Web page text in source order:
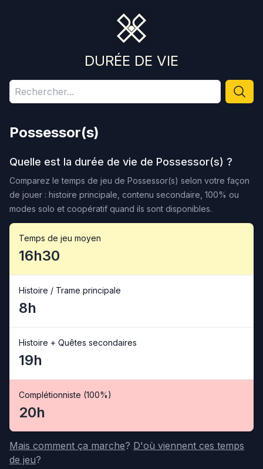
DURÉE DE VIE
Possessor(s)
Quelle est la durée de vie de Possessor(s) ?
Comparez le temps de jeu de Possessor(s) selon votre façon
de jouer : histoire principale, contenu secondaire, 100% ou
modes solo et coopératif quand ils sont disponibles.
Temps de jeu moyen
16h30
Histoire / Trame principale
8h
Histoire + Quêtes secondaires
19h
Complétionniste (100%)
20h
Mais comment ça marche? D'où viennent ces temps
de jeu?